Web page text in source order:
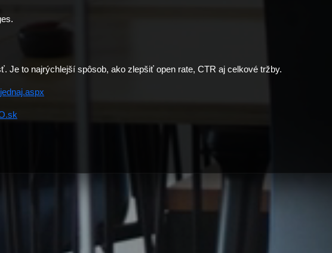
Je to najrýchlejší spôsob, ako zlepšiť open rate, CTR aj celkové tržby.